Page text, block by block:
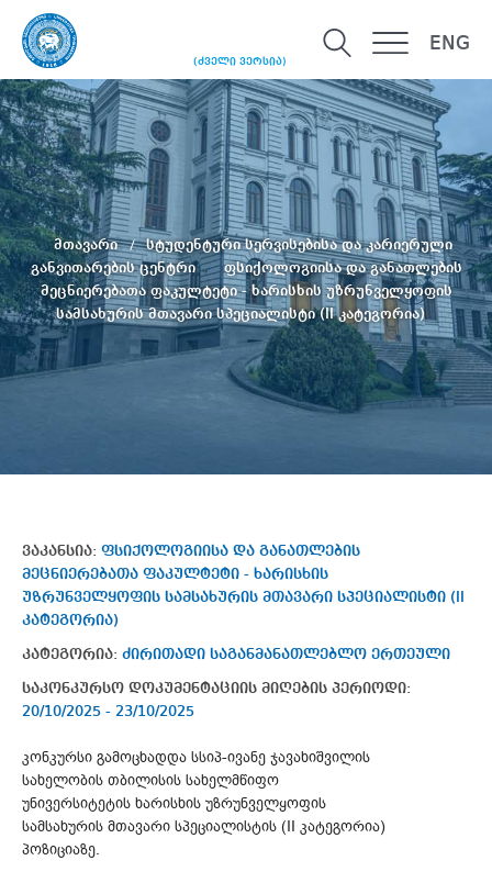
(ძველი ვერსია)
ENG
მთავარი
სტუდენტური სერვისებისა და კარიერული
განვითარების ცენტრი
ფსიქოლოგიისა და განათლების
მეცნიერებათა ფაკულტეტი - ხარისხის უზრუნველყოფის
სამსახურის მთავარი სპეციალისტი (II კატეგორია)
ვაკანსია: ფსიქოლოგიისა და განათლების
მეცნიერებათა ფაკულტეტი - ხარისხის
უზრუნველყოფის სამსახურის მთავარი სპეციალისტი (II
კატეგორია)
კატეგორია: ძირითადი საგანმანათლებლო ერთეული
საკონკურსო დოკუმენტაციის მიღების პერიოდი:
20/10/2025 - 23/10/2025
კონკურსი გამოცხადდა სსიპ-ივანე ჯავახიშვილის
სახელობის თბილისის სახელმწიფო
უნივერსიტეტის ხარისხის უზრუნველყოფის
სამსახურის მთავარი სპეციალისტის (II კატეგორია)
პოზიციაზე.